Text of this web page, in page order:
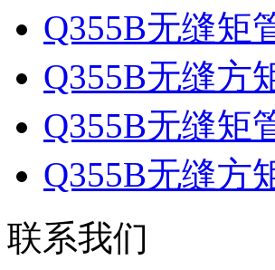
Q355B无缝矩
Q355B无缝方
Q355B无缝矩
Q355B无缝方
联系我们